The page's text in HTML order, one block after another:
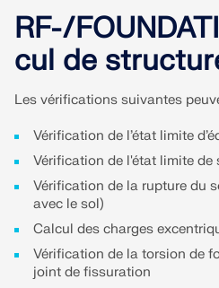
RF-/
cul de
Les vérifications suivantes
Vérification de l’état limite
Vérification de l'état limite de
Vérification de la rupture du
avec le sol)
Calcul des charges
Vérification de la torsion de
joint de fissuration